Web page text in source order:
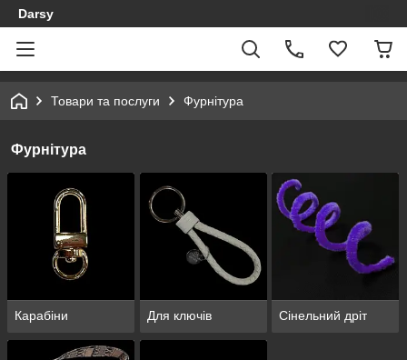
Darsy
Товари та послуги Фурнітура
Фурнітура
Карабіни Для ключів Сінельний дріт